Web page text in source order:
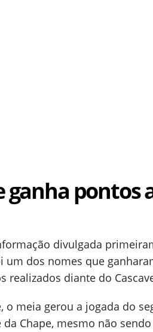
ganha pontos
divulgada
um dos nomes que
realizados diante do
o meia gerou a jogada do
da Chape, mesmo não